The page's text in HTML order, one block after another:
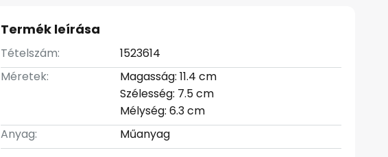
Termék leírása
Tételszám:
1523614
Méretek:
Magasság: 11.4 cm
Szélesség: 7.5 cm
Mélység: 6.3 cm
Anyag:
Műanyag